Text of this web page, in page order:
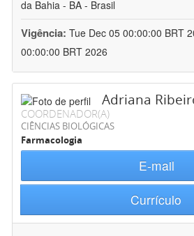
da Bahia - BA - Brasil
Vigência: Tue Dec 05 00:00:00 BRT
00:00:00 BRT 2026
Adriana
COORDENADOR(A)
CIÊNCIAS BIOLÓGICAS
Farmacologia
E-mail
Currículo